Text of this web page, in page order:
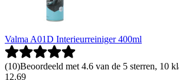
Valma A01D Interieurreiniger 400ml
(10)Beoordeeld met 4.6 van de 5 sterren, 10
12.69